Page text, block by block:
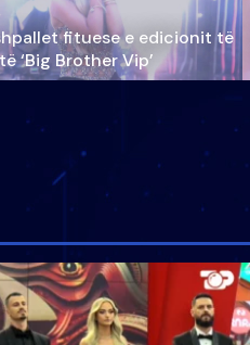
fituese e edicionit të
‘Big Brother Vip’